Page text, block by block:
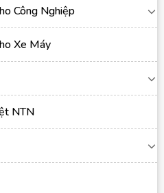
Công Nghiệp
Xe Máy
NTN